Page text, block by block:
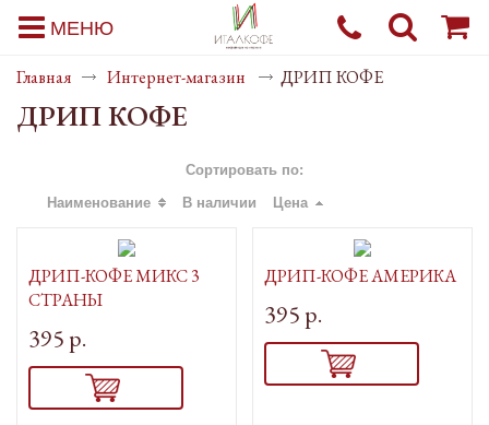
МЕНЮ
Главная Интернет-магазин ДРИП КОФЕ
ДРИП КОФЕ
Сортировать по:
Наименование
В наличии Цена
ДРИП-КОФЕ МИКС 3
СТРАНЫ
395 р.
ДРИП-КОФЕ АМЕРИКА
395 р.